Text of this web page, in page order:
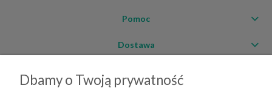
Pomoc
Dostawa
Dbamy o Twoją prywatność